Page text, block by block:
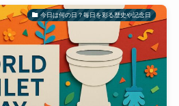
今日は何の日？毎日を彩る歴史や記念日